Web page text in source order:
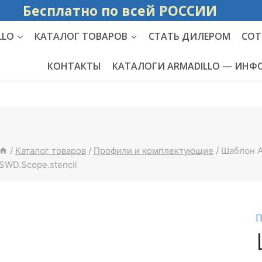
Бесплатно по
КАТАЛОГ ТОВАРОВ СТАТЬ ДИЛЕРОМ
КОНТАКТЫ КАТАЛОГИ ARMADILLO —
/ Каталог товаров / Профили и комплектующие / Шаблон
SWD.Scope.stencil